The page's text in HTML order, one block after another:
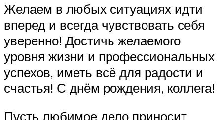
Желаем в любых ситуациях идти
вперед и всегда чувствовать себя
уверенно! Достичь желаемого
уровня жизни и профессиональных
успехов, иметь всё для радости и
счастья! С днём рождения, коллега!
Пусть любимое дело приносит